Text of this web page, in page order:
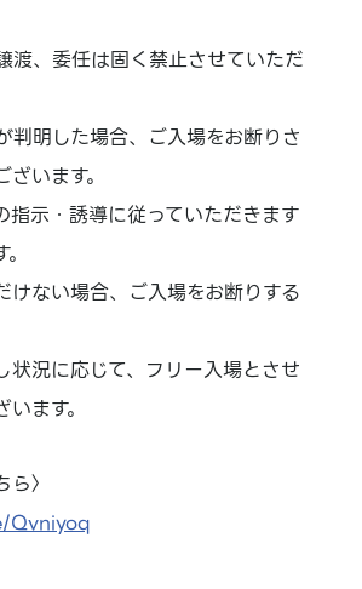
渡、委任は固く禁止させていただ
判明した場合、ご入場をお断りさ
います。
指示・誘導に従っていただきます
けない場合、ご入場をお断りする
状況に応じて、フリー入場とさせ
ます。
〉